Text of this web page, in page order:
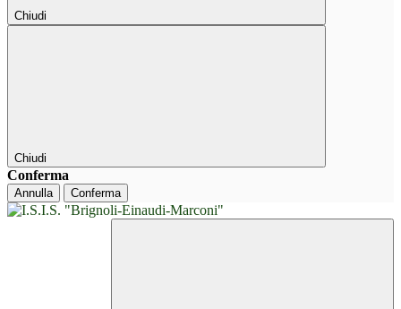
Chiudi
Chiudi
Conferma
Annulla Conferma